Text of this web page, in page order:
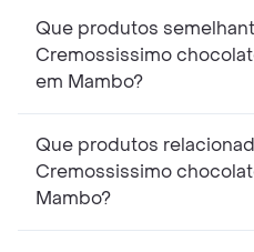
Que produtos
Cremossissimo
em Mambo?
Que produtos
Cremossissimo
Mambo?